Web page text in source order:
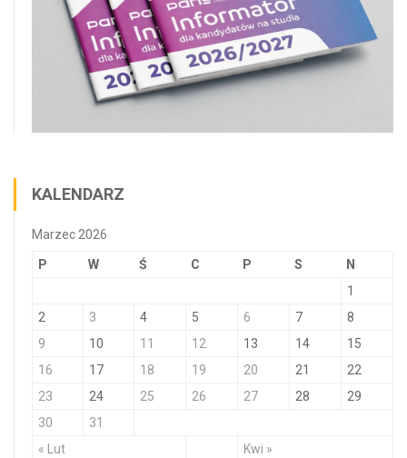
KALENDARZ
Marzec 2026
P W Ś C P S N
« Lut Kwi »
1
2
3 4 5 6 7
8
9
10 11 12 13 14
15
16
17 18 19 20 21
22
23
24 25 26 27 28
29
30
31